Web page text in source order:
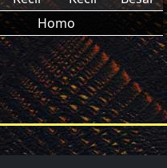
Homo